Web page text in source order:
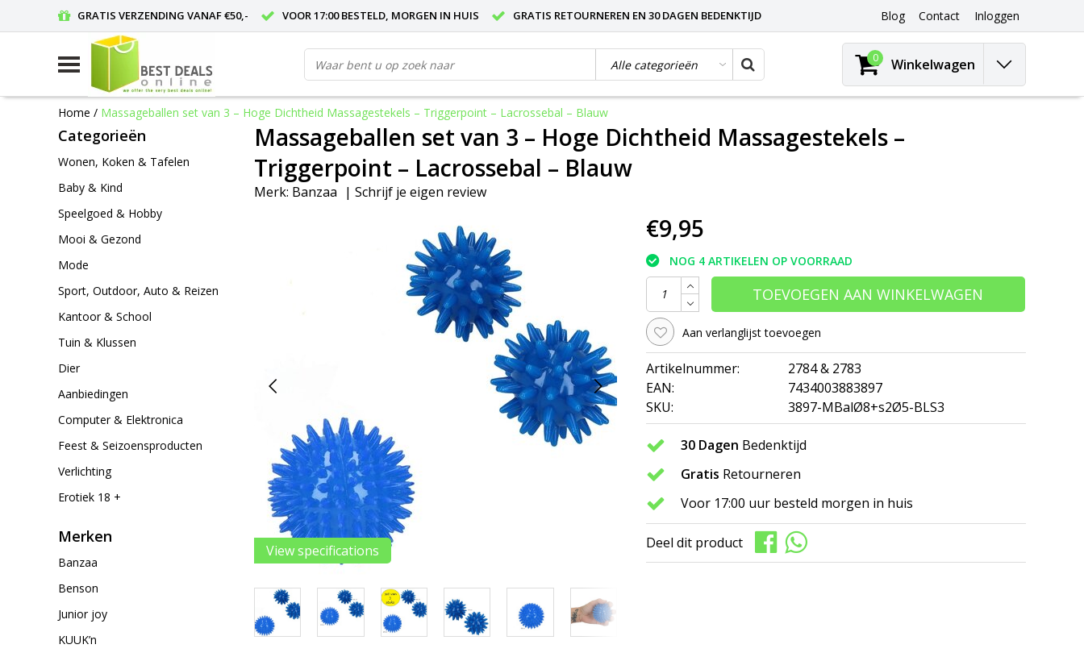
GRATIS VERZENDING VANAF €50,- VOOR 17:00 BESTELD, MORGEN IN HUIS GRATIS RETOURNEREN EN 30 DAGEN BEDENKTIJD Blog Contact Inloggen
0 Winkelwagen
Home / Massageballen set van 3 – Hoge Dichtheid Massagestekels – Triggerpoint – Lacrossebal – Blauw
Categorieën
Wonen, Koken & Tafelen
Baby & Kind
Speelgoed & Hobby
Mooi & Gezond
Mode
Sport, Outdoor, Auto & Reizen
Kantoor & School
Tuin & Klussen
Dier
Aanbiedingen
Computer & Elektronica
Feest & Seizoensproducten
Verlichting
Erotiek 18 +
Merken
Banzaa
Benson
Junior joy
KUUK’n
Massageballen set van 3 – Hoge Dichtheid Massagestekels –
Triggerpoint – Lacrossebal – Blauw
Merk: Banzaa | Schrijf je eigen review
View specifications
€9,95
NOG 4 ARTIKELEN OP VOORRAAD
TOEVOEGEN AAN WINKELWAGEN
Aan verlanglijst toevoegen
Artikelnummer:
2784 & 2783
EAN:
7434003883897
SKU:
3897-MBalØ8+s2Ø5-BLS3
30 Dagen Bedenktijd
Gratis Retourneren
Voor 17:00 uur besteld morgen in huis
Deel dit product